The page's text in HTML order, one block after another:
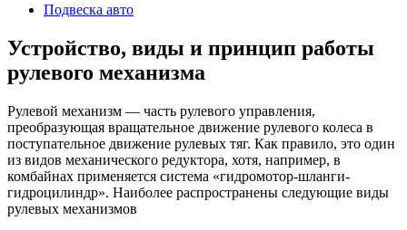
Подвеска авто
Устройство, виды и принцип работы
рулевого механизма
Рулевой механизм — часть рулевого управления,
преобразующая вращательное движение рулевого колеса в
поступательное движение рулевых тяг. Как правило, это один
из видов механического редуктора, хотя, например, в
комбайнах применяется система «гидромотор-шланги-
гидроцилиндр». Наиболее распространены следующие виды
рулевых механизмов